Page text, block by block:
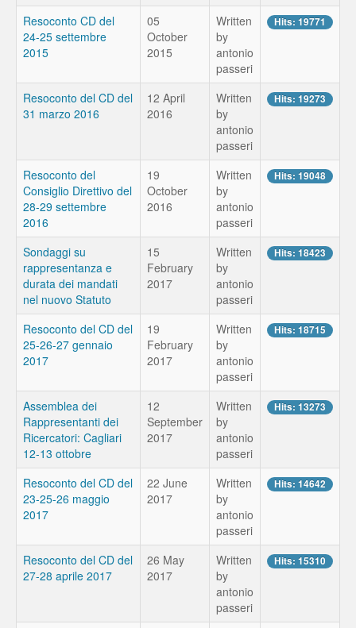
Resoconto CD del
24-25 settembre
2015
05
October
2015
Written
by
antonio
passeri
Hits: 19771
Resoconto del CD del
31 marzo 2016
12 April
2016
Written
by
antonio
passeri
Hits: 19273
Resoconto del
Consiglio Direttivo del
28-29 settembre
2016
19
October
2016
Written
by
antonio
passeri
Hits: 19048
Sondaggi su
rappresentanza e
durata dei mandati
nel nuovo Statuto
15
February
2017
Written
by
antonio
passeri
Hits: 18423
Resoconto del CD del
25-26-27 gennaio
2017
19
February
2017
Written
by
antonio
passeri
Hits: 18715
Assemblea dei
Rappresentanti dei
Ricercatori: Cagliari
12-13 ottobre
12
September
2017
Written
by
antonio
passeri
Hits: 13273
Resoconto del CD del
23-25-26 maggio
2017
22 June
2017
Written
by
antonio
passeri
Hits: 14642
Resoconto del CD del
27-28 aprile 2017
26 May
2017
Written
by
antonio
passeri
Hits: 15310